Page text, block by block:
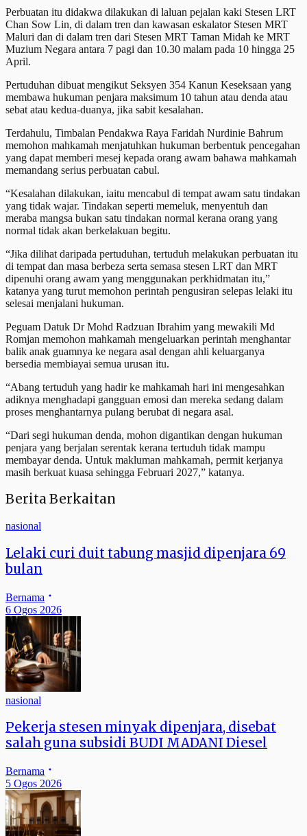
Perbuatan itu didakwa dilakukan di laluan pejalan kaki Stesen LRT
Chan Sow Lin, di dalam tren dan kawasan eskalator Stesen MRT
Maluri dan di dalam tren dari Stesen MRT Taman Midah ke MRT
Muzium Negara antara 7 pagi dan 10.30 malam pada 10 hingga 25
April.
Pertuduhan dibuat mengikut Seksyen 354 Kanun Keseksaan yang
membawa hukuman penjara maksimum 10 tahun atau denda atau
sebat atau kedua-duanya, jika sabit kesalahan.
Terdahulu, Timbalan Pendakwa Raya Faridah Nurdinie Bahrum
memohon mahkamah menjatuhkan hukuman berbentuk pencegahan
yang dapat memberi mesej kepada orang awam bahawa mahkamah
memandang serius perbuatan cabul.
“Kesalahan dilakukan, iaitu mencabul di tempat awam satu tindakan
yang tidak wajar. Tindakan seperti memeluk, menyentuh dan
meraba mangsa bukan satu tindakan normal kerana orang yang
normal tidak akan berkelakuan begitu.
“Jika dilihat daripada pertuduhan, tertuduh melakukan perbuatan itu
di tempat dan masa berbeza serta semasa stesen LRT dan MRT
dipenuhi orang awam yang menggunakan perkhidmatan itu,”
katanya yang turut memohon perintah pengusiran selepas lelaki itu
selesai menjalani hukuman.
Peguam Datuk Dr Mohd Radzuan Ibrahim yang mewakili Md
Romjan memohon mahkamah mengeluarkan perintah menghantar
balik anak guamnya ke negara asal dengan ahli keluarganya
bersedia membiayai semua urusan itu.
“Abang tertuduh yang hadir ke mahkamah hari ini mengesahkan
adiknya menghadapi gangguan emosi dan mereka sedang dalam
proses menghantarnya pulang berubat di negara asal.
“Dari segi hukuman denda, mohon digantikan dengan hukuman
penjara yang berjalan serentak kerana tertuduh tidak mampu
membayar denda. Untuk makluman mahkamah, permit kerjanya
masih berkuat kuasa sehingga Februari 2027,” katanya.
Berita Berkaitan
nasional
Lelaki curi duit tabung masjid dipenjara 69
bulan
Bernama
6 Ogos 2026
nasional
Pekerja stesen minyak dipenjara, disebat
salah guna subsidi BUDI MADANI Diesel
Bernama
5 Ogos 2026